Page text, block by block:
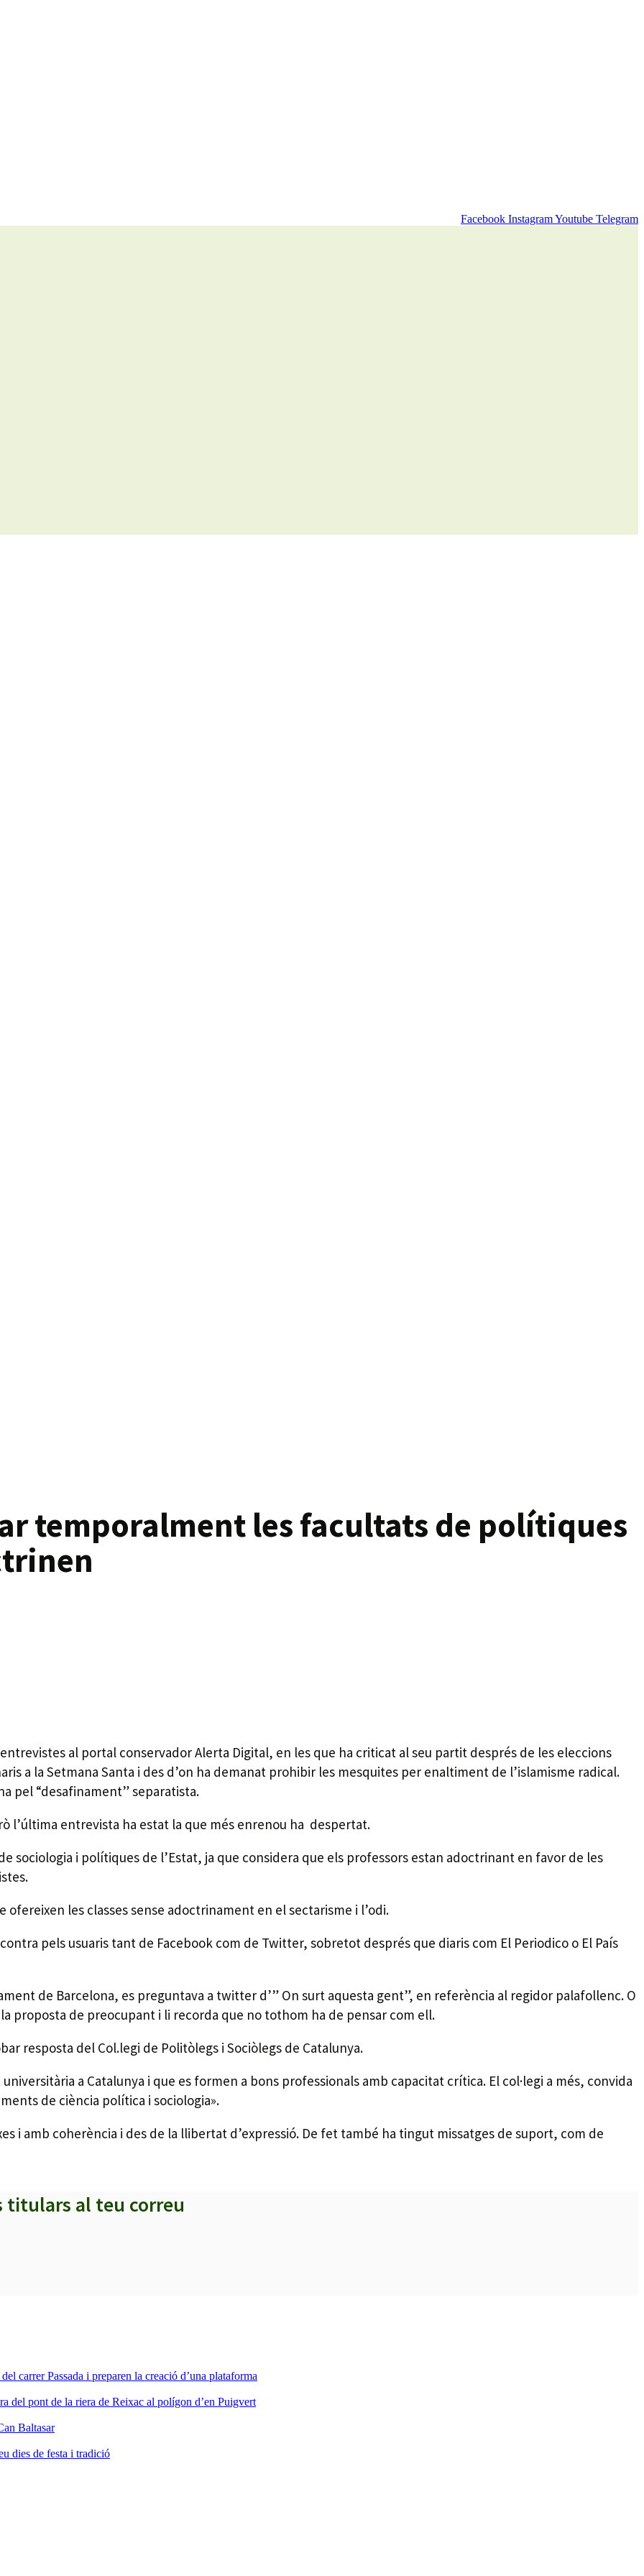
Facebook InstagramYoutube Telegram
temporalment les facultats de polítiques
al portal conservador Alerta Digital, en les que ha criticat al seu partit després de les eleccions
a la Setmana Santa i des d’on ha demanat prohibir les mesquites per enaltiment de l’islamisme radical.
pel “desafinament” separatista.
l’última entrevista ha estat la que més enrenou ha despertat.
sociologia i polítiques de l’Estat, ja que considera que els professors estan adoctrinant en favor de les
les classes sense adoctrinament en el sectarisme i l’odi.
pels usuaris tant de Facebook com de Twitter, sobretot després que diaris com El Periodico o El País
de Barcelona, es preguntava a twitter d’” On surt aquesta gent”, en referència al regidor palafollenc. O
proposta de preocupant i li recorda que no tothom ha de pensar com ell.
resposta del Col.legi de Politòlegs i Sociòlegs de Catalunya.
a Catalunya i que es formen a bons professionals amb capacitat crítica. El col·legi a més, convida
de ciència política i sociologia».
i amb coherència i des de la llibertat d’expressió. De fet també ha tingut missatges de suport, com de
titulars al teu correu
carrer Passada i preparen la creació d’una plataforma
del pont de la riera de Reixac al polígon d’en Puigvert
Baltasar
dies de festa i tradició